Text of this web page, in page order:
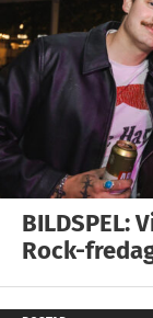
BILDSPEL:
Rock-